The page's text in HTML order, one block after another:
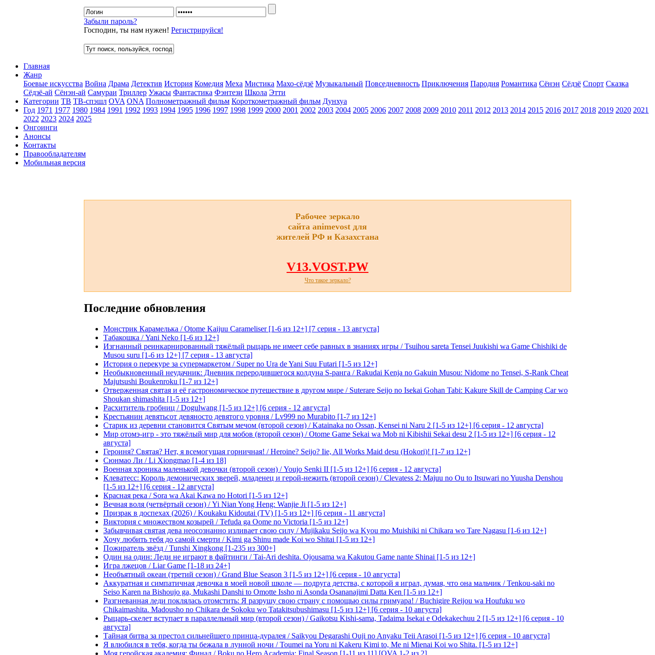
Забыли пароль?
Господин, ты нам нужен! Регистрируйся!
Главная
Жанр
Боевые искусства Война Драма Детектив История Комедия Меха Мистика Махо-сёдзё Музыкальный Повседневность Приключения Пародия Романтика Сёнэн Сёдзё Спорт Сказка
Сёдзё-ай Сёнэн-ай Самураи Триллер Ужасы Фантастика Фэнтези Школа Этти
Категории ТВ ТВ-спэшл OVA ONA Полнометражный фильм Короткометражный фильм Дунхуа
Год 1971 1977 1980 1984 1991 1992 1993 1994 1995 1996 1997 1998 1999 2000 2001 2002 2003 2004 2005 2006 2007 2008 2009 2010 2011 2012 2013 2014 2015 2016 2017 2018 2019 2020 2021
2022 2023 2024 2025
Онгоинги
Анонсы
Контакты
Правообладателям
Мобильная версия
Рабочее зеркало
сайта animevost для
жителей РФ и Казахстана
V13.VOST.PW
Что такое зеркало?
Последние обновления
Монстрик Карамелька / Otome Kaijuu Carameliser [1-6 из 12+] [7 серия - 13 августа]
Табакошка / Yani Neko [1-6 из 12+]
Изгнанный реинкарнированный тяжёлый рыцарь не имеет себе равных в знаниях игры / Tsuihou sareta Tensei Juukishi wa Game Chishiki de
Musou suru [1-6 из 12+] [7 серия - 13 августа]
История о перекуре за супермаркетом / Super no Ura de Yani Suu Futari [1-5 из 12+]
Необыкновенный неудачник: Дневник переродившегося колдуна S-ранга / Rakudai Kenja no Gakuin Musou: Nidome no Tensei, S-Rank Cheat
Majutsushi Boukenroku [1-7 из 12+]
Отверженная святая и её гастрономическое путешествие в другом мире / Suterare Seijo no Isekai Gohan Tabi: Kakure Skill de Camping Car wo
Shoukan shimashita [1-5 из 12+]
Расхититель гробниц / Dogulwang [1-5 из 12+] [6 серия - 12 августа]
Крестьянин девятьсот девяносто девятого уровня / Lv999 no Murabito [1-7 из 12+]
Старик из деревни становится Святым мечом (второй сезон) / Katainaka no Ossan, Kensei ni Naru 2 [1-5 из 12+] [6 серия - 12 августа]
Мир отомэ-игр - это тяжёлый мир для мобов (второй сезон) / Otome Game Sekai wa Mob ni Kibishii Sekai desu 2 [1-5 из 12+] [6 серия - 12
августа]
Героиня? Святая? Нет, я всемогущая горничная! / Heroine? Seijo? Iie, All Works Maid desu (Hokori)! [1-7 из 12+]
Сюнмао Ли / Li Xiongmao [1-4 из 18]
Военная хроника маленькой девочки (второй сезон) / Youjo Senki II [1-5 из 12+] [6 серия - 12 августа]
Клеватесс: Король демонических зверей, младенец и герой-нежить (второй сезон) / Clevatess 2: Majuu no Ou to Itsuwari no Yuusha Denshou
[1-5 из 12+] [6 серия - 12 августа]
Красная река / Sora wa Akai Kawa no Hotori [1-5 из 12+]
Вечная воля (четвёртый сезон) / Yi Nian Yong Heng: Wanjie Ji [1-5 из 12+]
Призрак в доспехах (2026) / Koukaku Kidoutai (TV) [1-5 из 12+] [6 серия - 11 августа]
Виктория с множеством козырей / Tefuda ga Oome no Victoria [1-5 из 12+]
Забывчивая святая дева неосознанно изливает свою силу / Mujikaku Seijo wa Kyou mo Muishiki ni Chikara wo Tare Nagasu [1-6 из 12+]
Хочу любить тебя до самой смерти / Kimi ga Shinu made Koi wo Shitai [1-5 из 12+]
Пожиратель звёзд / Tunshi Xingkong [1-235 из 300+]
Один на один: Леди не играют в файтинги / Tai-Ari deshita. Ojousama wa Kakutou Game nante Shinai [1-5 из 12+]
Игра лжецов / Liar Game [1-18 из 24+]
Необъятный океан (третий сезон) / Grand Blue Season 3 [1-5 из 12+] [6 серия - 10 августа]
Аккуратная и симпатичная девочка в моей новой школе — подруга детства, с которой я играл, думая, что она мальчик / Tenkou-saki no
Seiso Karen na Bishoujo ga, Mukashi Danshi to Omotte Issho ni Asonda Osananajimi Datta Ken [1-5 из 12+]
Разгневанная леди поклялась отомстить: Я разрушу свою страну с помощью силы гримуара! / Buchigire Reijou wa Houfuku wo
Chikaimashita. Madousho no Chikara de Sokoku wo Tatakitsubushimasu [1-5 из 12+] [6 серия - 10 августа]
Рыцарь-скелет вступает в параллельный мир (второй сезон) / Gaikotsu Kishi-sama, Tadaima Isekai e Odekakechuu 2 [1-5 из 12+] [6 серия - 10
августа]
Тайная битва за престол сильнейшего принца-дуралея / Saikyou Degarashi Ouji no Anyaku Teii Arasoi [1-5 из 12+] [6 серия - 10 августа]
Я влюбился в тебя, когда ты бежала в лунной ночи / Toumei na Yoru ni Kakeru Kimi to, Me ni Mienai Koi wo Shita. [1-5 из 12+]
Моя геройская академия: Финал / Boku no Hero Academia: Final Season [1-11 из 11] [OVA 1-2 из 2]